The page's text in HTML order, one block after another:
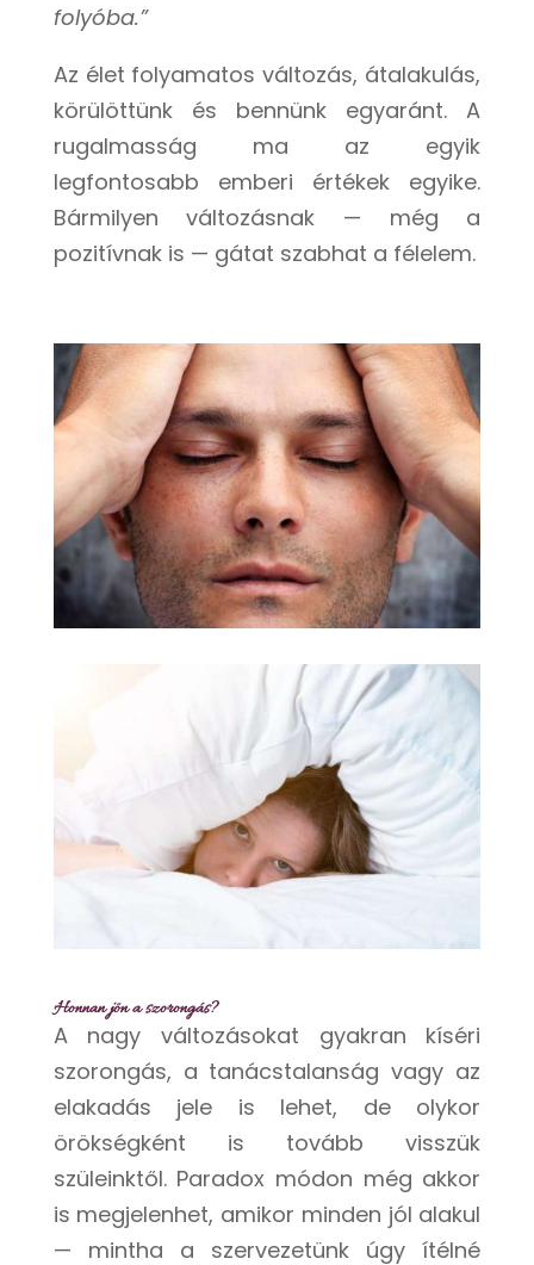
folyóba.”
Az élet folyamatos változás, átalakulás,
körülöttünk és bennünk egyaránt. A
rugalmasság ma az egyik
legfontosabb emberi értékek egyike.
Bármilyen változásnak — még a
pozitívnak is — gátat szabhat a félelem.
Honnan jön a szorongás?
A nagy változásokat gyakran kíséri
szorongás, a tanácstalanság vagy az
elakadás jele is lehet, de olykor
örökségként is tovább visszük
szüleinktől. Paradox módon még akkor
is megjelenhet, amikor minden jól alakul
— mintha a szervezetünk úgy ítélné